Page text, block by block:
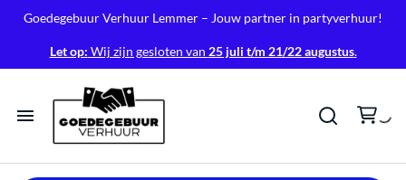
Goedegebuur Verhuur Lemmer – Jouw partner in partyverhuur!
Let op: Wij zijn gesloten van 25 juli t/m 21/22 augustus.
Home